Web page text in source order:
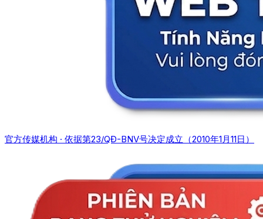
官方传媒机构 · 依据第23/QĐ-BNV号决定成立（2010年1月11日）